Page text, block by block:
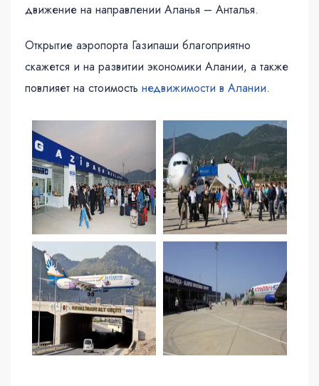
движение на направлении Аланья – Анталья.
Открытие аэропорта Газипаши благоприятно
скажется и на развитии экономики Алании, а также
повлияет на стоимость недвижимости в Алании.